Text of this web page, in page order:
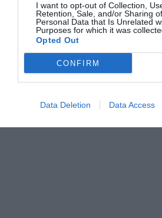
I want to opt-out of Collection,
Retention, Sale, and/or Sharing
Personal Data that Is Unrelated
Purposes for which it was
Opted Out
CONFIRM
Data Deletion Data Access